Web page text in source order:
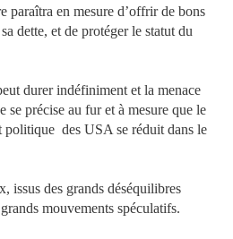
paraîtra en mesure d’offrir de bons
dette, et de protéger le statut du
durer indéfiniment et la menace
se précise au fur et à mesure que le
politique des USA se réduit dans le
issus des grands déséquilibres
mouvements spéculatifs.